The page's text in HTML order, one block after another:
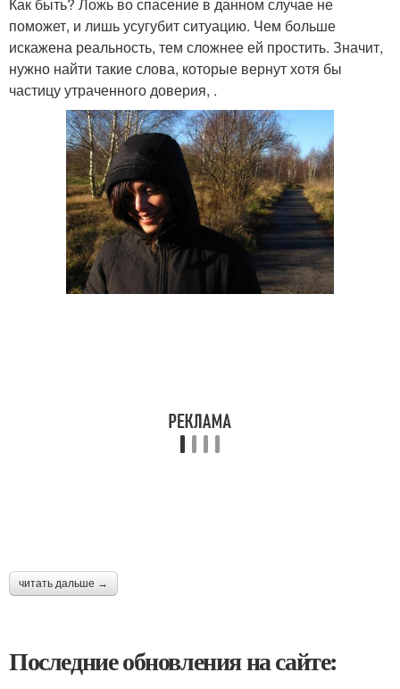
поможет, и лишь усугубит ситуацию. Чем больше
искажена реальность, тем сложнее ей простить. Значит,
нужно найти такие слова, которые вернут хотя бы
частицу утраченного доверия, .
читать дальше →
Последние обновления на сайте: